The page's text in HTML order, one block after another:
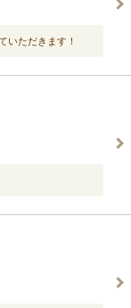
いただきます！